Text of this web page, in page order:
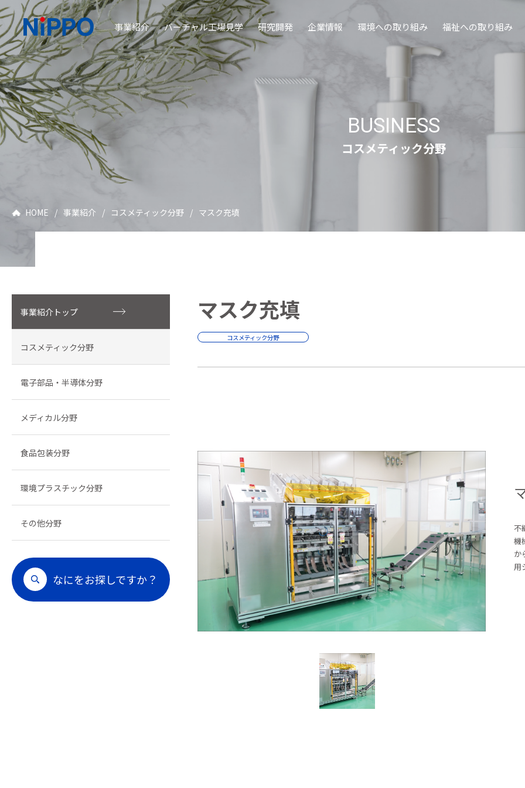
事業紹介 バーチャル工場見学 研究開発 企業情報 環境への取り組み 福祉への取り組み
BUSINESS
コスメティック分野
HOME / 事業紹介 / コスメティック分野 / マスク充填
事業紹介トップ
コスメティック分野
電子部品・半導体分野
メディカル分野
食品包装分野
環境プラスチック分野
その他分野
なにをお探しですか？
マスク充填
コスメティック分野
不
機
か
用